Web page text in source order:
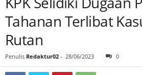
Tahanan Terlibat
Rutan
Penulis Redaktur02 - 28/06/2023 0